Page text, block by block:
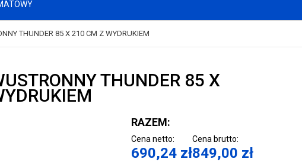
THUNDER 85 X 210 CM Z WYDRUKIEM
THUNDER 85 X
RAZEM:
Cena netto:
690,24 zł
Cena brutto:
849,00 zł